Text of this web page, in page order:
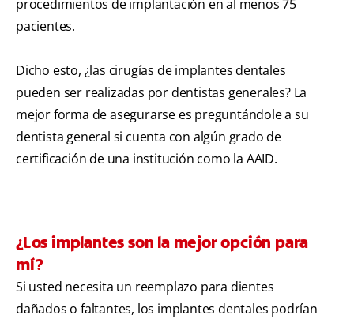
procedimientos de implantación en al menos 75
pacientes.
Dicho esto, ¿las cirugías de implantes dentales
pueden ser realizadas por dentistas generales? La
mejor forma de asegurarse es preguntándole a su
dentista general si cuenta con algún grado de
certificación de una institución como la AAID.
¿Los implantes son la mejor opción para
mí?
Si usted necesita un reemplazo para dientes
dañados o faltantes, los implantes dentales podrían